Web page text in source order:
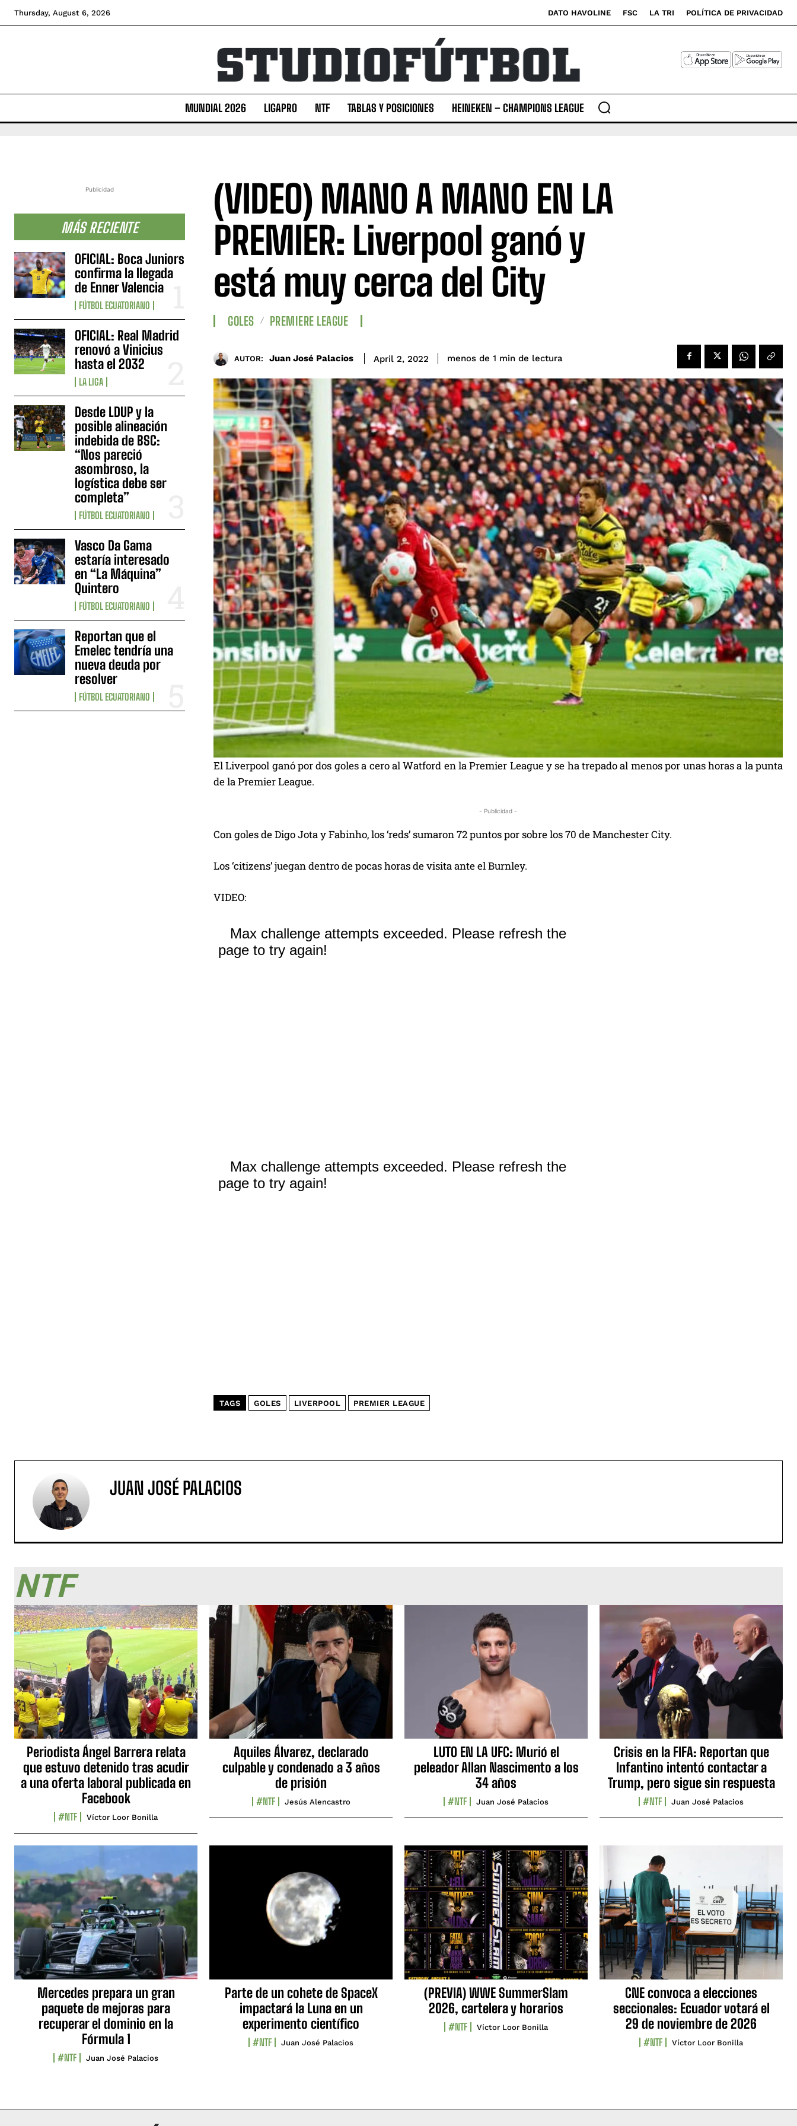
Thursday, August 6, 2026 DATO HAVOLINE FSC LA TRI POLÍTICA DE PRIVACIDAD
MUNDIAL 2026 LIGAPRO NTF TABLAS Y POSICIONES HEINEKEN – CHAMPIONS LEAGUE
Publicidad
MÁS RECIENTE
OFICIAL: Boca Juniors
confirma la llegada
de Enner Valencia
FÚTBOL ECUATORIANO
OFICIAL: Real Madrid
renovó a Vinicius
hasta el 2032
LA LIGA
Desde LDUP y la
posible alineación
indebida de BSC:
“Nos pareció
asombroso, la
logística debe ser
completa”
FÚTBOL ECUATORIANO
Vasco Da Gama
estaría interesado
en “La Máquina”
Quintero
FÚTBOL ECUATORIANO
Reportan que el
Emelec tendría una
nueva deuda por
resolver
FÚTBOL ECUATORIANO
(VIDEO) MANO A MANO EN LA
PREMIER: Liverpool ganó y
está muy cerca del City
GOLES PREMIERE LEAGUE
AUTOR: Juan José Palacios April 2, 2022 menos de 1 min de lectura
El Liverpool ganó por dos goles a cero al Watford en la Premier League y se ha trepado al menos por unas horas a la punta
de la Premier League.
- Publicidad -
Con goles de Digo Jota y Fabinho, los ‘reds’ sumaron 72 puntos por sobre los 70 de Manchester City.
Los ‘citizens’ juegan dentro de pocas horas de visita ante el Burnley.
VIDEO:
TAGS GOLES LIVERPOOL PREMIER LEAGUE
JUAN JOSÉ PALACIOS
NTF
Periodista Ángel Barrera relata
que estuvo detenido tras acudir
a una oferta laboral publicada en
Facebook
#NTF Víctor Loor Bonilla
Aquiles Álvarez, declarado
culpable y condenado a 3 años
de prisión
#NTF Jesús Alencastro
LUTO EN LA UFC: Murió el
peleador Allan Nascimento a los
34 años
#NTF Juan José Palacios
Crisis en la FIFA: Reportan que
Infantino intentó contactar a
Trump, pero sigue sin respuesta
#NTF Juan José Palacios
Mercedes prepara un gran
paquete de mejoras para
recuperar el dominio en la
Fórmula 1
#NTF Juan José Palacios
Parte de un cohete de SpaceX
impactará la Luna en un
experimento científico
#NTF Juan José Palacios
(PREVIA) WWE SummerSlam
2026, cartelera y horarios
#NTF Víctor Loor Bonilla
CNE convoca a elecciones
seccionales: Ecuador votará el
29 de noviembre de 2026
#NTF Víctor Loor Bonilla